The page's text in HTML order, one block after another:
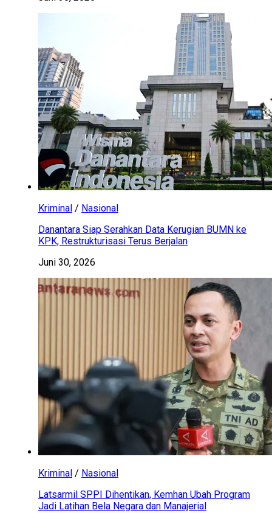
Kriminal / Nasional
Danantara Siap Serahkan Data Kerugian BUMN ke
KPK, Restrukturisasi Terus Berjalan
Juni 30, 2026
Kriminal / Nasional
Latsarmil SPPI Dihentikan, Kemhan Ubah Program
Jadi Latihan Bela Negara dan Manajerial